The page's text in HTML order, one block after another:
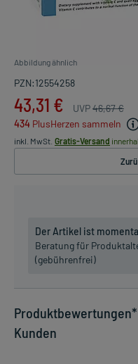
Abbildung ähnlich
PZN:12554258
43,31 € UVP46,67 €
434 PlusHerzen sammeln
inkl. MwSt. Gratis-Versand
Der Artikel ist
Beratung für
(gebührenfrei)
Kunden